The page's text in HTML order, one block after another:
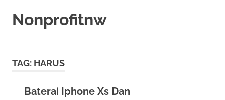
Nonprofitnw
Hari
TAG: HARUS
Baterai Iphone Xs Dan